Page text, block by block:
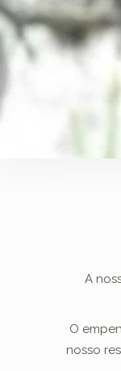
A
O
nosso